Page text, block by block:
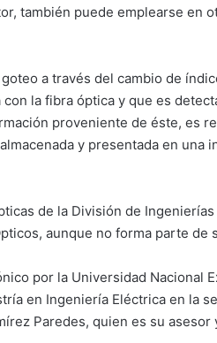
también puede emplearse en
a través del cambio de
la fibra óptica y que es
proveniente de éste, es
y presentada en una
de la División de Ingenierías
aunque no forma parte de
por la Universidad Nacional
en Ingeniería Eléctrica en la
Paredes, quien es su asesor